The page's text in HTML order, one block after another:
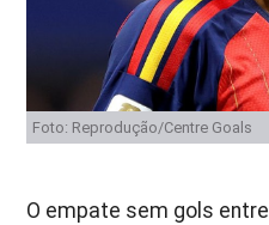
Foto: Reprodução/Centre Goals
O empate sem gols entre